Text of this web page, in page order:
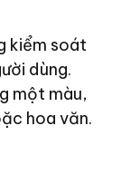
kiểm soát
dùng.
một màu,
hoa văn.